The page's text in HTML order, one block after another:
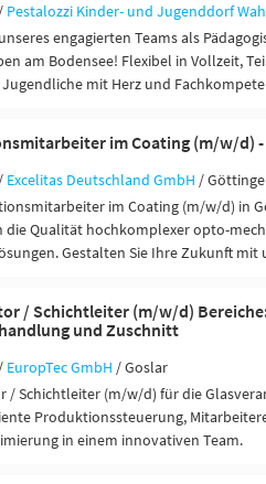
Pestalozzi Kinder- und Jugenddorf
engagierten Teams als
am Bodensee! Flexibel in Vollzeit,
mit Herz und
im Coating (m/w/d)
Excelitas Deutschland GmbH /
im Coating (m/w/d) in
die Qualität hochkomplexer opto-
Gestalten Sie Ihre Zukunft mit
/ Schichtleiter (m/w/d)
und Zuschnitt
EuropTec GmbH / Goslar
/ Schichtleiter (m/w/d) für die
Produktionssteuerung,
in einem innovativen Team.